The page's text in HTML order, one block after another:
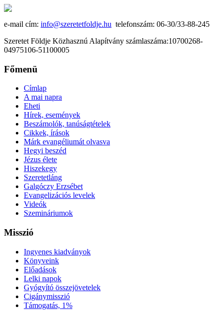
e-mail cím: info@szeretetfoldje.hu telefonszám: 06-30/33-88-245
Szeretet Földje Közhasznú Alapítvány számlaszáma:10700268-
04975106-51100005
Főmenü
Címlap
A mai napra
Eheti
Hírek, események
Beszámolók, tanúságtételek
Cikkek, írások
Márk evangéliumát olvasva
Hegyi beszéd
Jézus élete
Hiszekegy
Szeretetláng
Galgóczy Erzsébet
Evangelizációs levelek
Videók
Szemináriumok
Misszió
Ingyenes kiadványok
Könyveink
Előadások
Lelki napok
Gyógyító összejövetelek
Cigánymisszió
Támogatás, 1%